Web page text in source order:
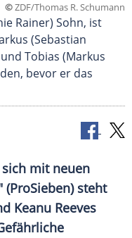
©ZDF/Thomas R. Schumann
Rainer) Sohn, ist
(Sebastian
Tobias (Markus
bevor er das
mit neuen
(ProSieben) steht
Keanu Reeves